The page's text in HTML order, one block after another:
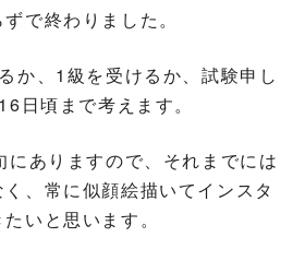
で終わりました。
か、1級を受けるか、試験申し
日頃まで考えます。
ありますので、それまでには
、常に似顔絵描いてインスタ
いと思います。